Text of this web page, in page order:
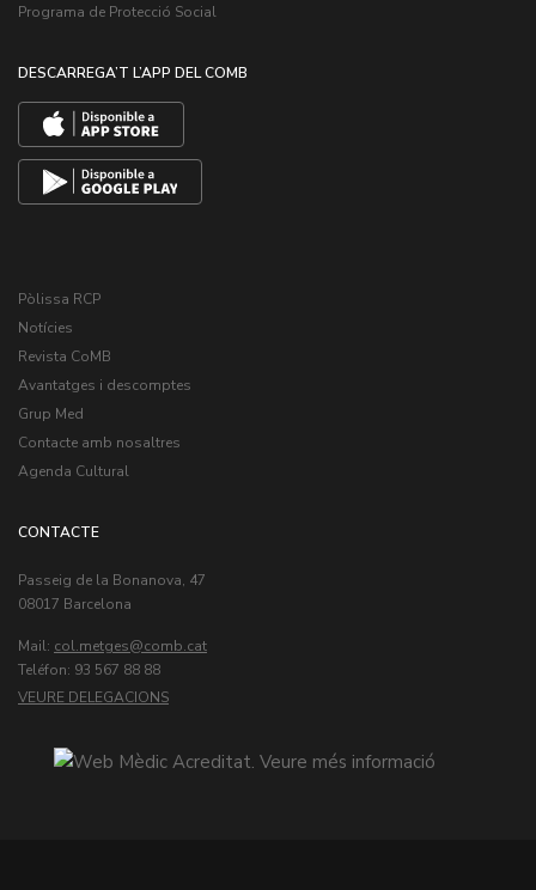
Programa de Protecció Social
DESCARREGA’T L’APP DEL COMB
Pòlissa RCP
Notícies
Revista CoMB
Avantatges i descomptes
Grup Med
Contacte amb nosaltres
Agenda Cultural
CONTACTE
Passeig de la Bonanova, 47
08017 Barcelona
Mail: col.metges
Teléfon: 93 567 88 88
VEURE DELEGACIONS